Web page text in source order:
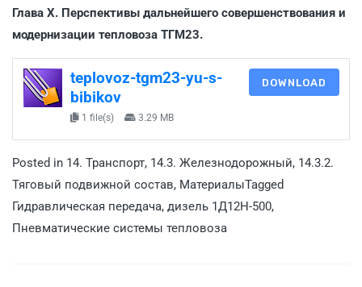
Глава Х. Перспективы дальнейшего совершенствования и
модернизации тепловоза ТГМ23.
teplovoz-tgm23-yu-s-
bibikov
1 file(s) 3.29 MB
DOWNLOAD
Posted in 14. Транспорт, 14.3. Железнодорожный, 14.3.2.
Тяговый подвижной состав, МатериалыTagged
Гидравлическая передача, дизель 1Д12Н-500,
Пневматические системы тепловоза